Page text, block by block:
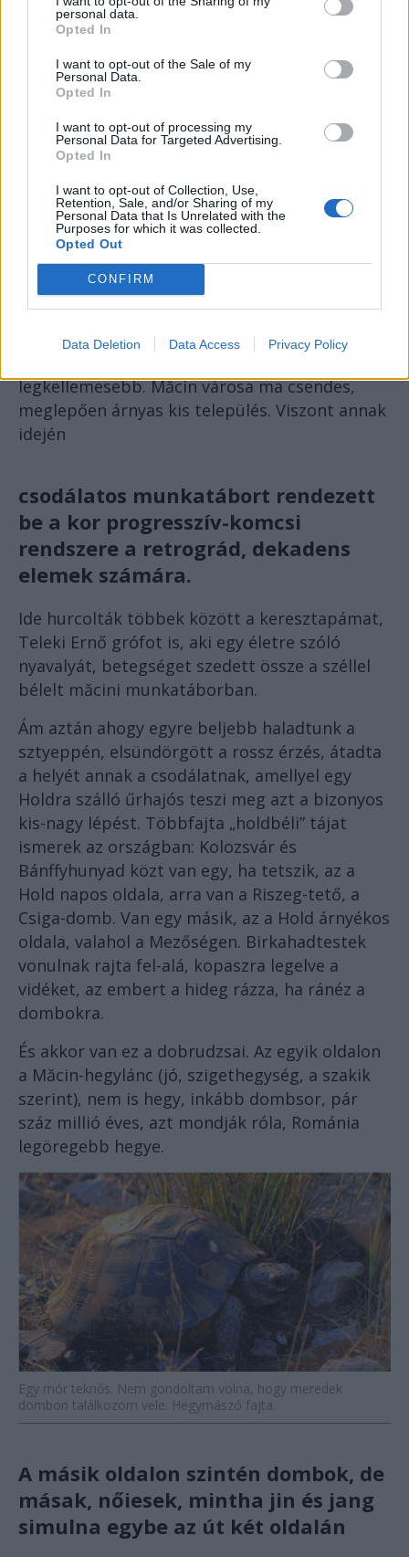
personal data.
Opted In
I want to opt-out of the Sale of my
Personal Data.
Opted In
I want to opt-out of processing my
Personal Data for Targeted Advertising.
Opted In
I want to opt-out of Collection, Use,
Retention, Sale, and/or Sharing of my
Personal Data that Is Unrelated with the
Purposes for which it was collected.
Opted Out
CONFIRM
Data Deletion Data Access Privacy Policy
marasztalni, ha akar. De Dobrudzsával
reggel már autóban talált.
Napsztráda, amelyet még a Ceaușescu-rezsim
idején kezdtek építgetni. Az alföldi autópálya a
legunalmasabb, becsületszavamra! Minden, de
minden lehangolóan lapos. Le is fordultam róla
idő előtt, hiába sikoltozott a géphölgy, hogy
nem jó, mert amarra rövidebb.
És nem is tűnt olyan hosszúnak az út, mert
láttam falvakat, dinnyeárust, kóbor ebet,
tócsát, tavat… aztán egyszer csak körbeölelt
legkellemesebb. Măcin városa ma csendes,
meglepően árnyas kis település. Viszont annak
idején
csodálatos munkatábort rendezett
be a kor progresszív-komcsi
rendszere a retrográd, dekadens
elemek számára.
Ide hurcolták többek között a keresztapámat,
Teleki Ernő grófot is, aki egy életre szóló
nyavalyát, betegséget szedett össze a széllel
bélelt măcini munkatáborban.
Ám aztán ahogy egyre beljebb haladtunk a
sztyeppén, elsündörgött a rossz érzés, átadta
a helyét annak a csodálatnak, amellyel egy
Holdra szálló űrhajós teszi meg azt a bizonyos
kis-nagy lépést. Többfajta „holdbéli” tájat
ismerek az országban: Kolozsvár és
Bánffyhunyad közt van egy, ha tetszik, az a
Hold napos oldala, arra van a Riszeg-tető, a
Csiga-domb. Van egy másik, az a Hold árnyékos
oldala, valahol a Mezőségen. Birkahadtestek
vonulnak rajta fel-alá, kopaszra legelve a
vidéket, az embert a hideg rázza, ha ránéz a
dombokra.
És akkor van ez a dobrudzsai. Az egyik oldalon
a Măcin-hegylánc (jó, szigethegység, a szakik
szerint), nem is hegy, inkább dombsor, pár
száz millió éves, azt mondják róla, Románia
legöregebb hegye.
Egy mór teknős. Nem gondoltam volna, hogy meredek
dombon találkozom vele. Hegymászó fajta.
A másik oldalon szintén dombok, de
másak, nőiesek, mintha jin és jang
simulna egybe az út két oldalán